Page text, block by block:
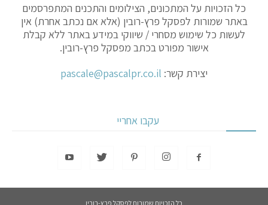
כל הזכויות על המתכונים, הצילומים והתכנים המתפרסמים
באתר שמורות לפסקל פרץ-רובין (אלא אם נכתב אחרת) אין
לעשות כל שימוש מסחרי / שיווקי במידע באתר ללא קבלת
אישור מפורט בכתב מפסקל פרץ-רובין.
יצירת קשר: pascale@pascalpr.co.il
עקבו אחריי
כל הזכויות שמורות לפסקל פרץ-רובין